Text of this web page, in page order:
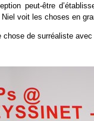
peut-être
voit les choses en
chose de surréaliste